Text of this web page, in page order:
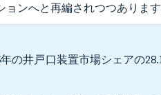
ンへと再編されつつあります
井戸口装置市場シェアの